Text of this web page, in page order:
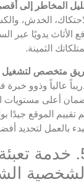
المخاطر إلى
الخدش،
الأثاث يدويًا عبر
الثمينة.
متخصص لتشغيل
عالياً وذوو
أعلى مستويات
تقييم الموقع
بالعمل لتحديد
5. خدمة